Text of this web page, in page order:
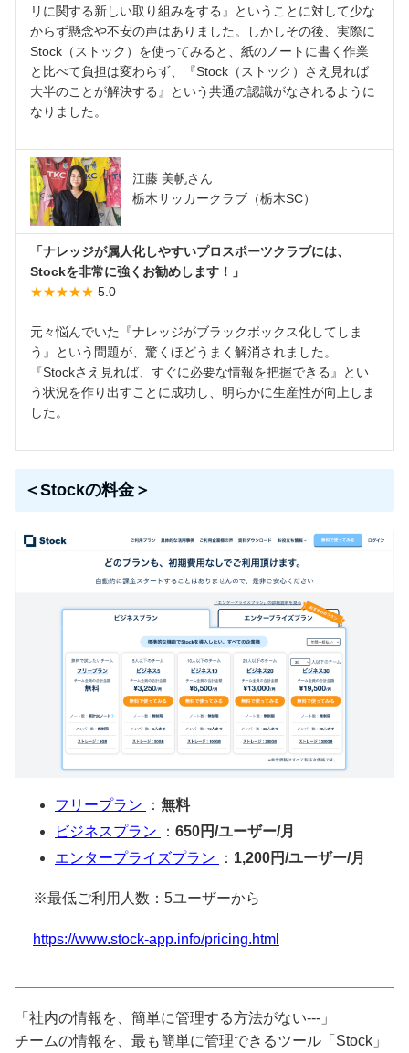
リに関する新しい取り組みをする』ということに対して少な
からず懸念や不安の声はありました。しかしその後、実際に
Stock（ストック）を使ってみると、紙のノートに書く作業
と比べて負担は変わらず、『Stock（ストック）さえ見れば
大半のことが解決する』という共通の認識がなされるように
なりました。
江藤 美帆さん
栃木サッカークラブ（栃木SC）
「ナレッジが属人化しやすいプロスポーツクラブには、
Stockを非常に強くお勧めします！」
★★★★★ 5.0
元々悩んでいた『ナレッジがブラックボックス化してしま
う』という問題が、驚くほどうまく解消されました。
『Stockさえ見れば、すぐに必要な情報を把握できる』とい
う状況を作り出すことに成功し、明らかに生産性が向上しま
した。
＜Stockの料金＞
フリープラン ： 無料
ビジネスプラン
： 650円/ユーザー/月
エンタープライズプラン
： 1,200円/ユーザー/月
※最低ご利用人数：5ユーザーから
https://www.stock-app.info/pricing.html
「社内の情報を、簡単に管理する方法がない---」
チームの情報を、最も簡単に管理できるツール「Stock」